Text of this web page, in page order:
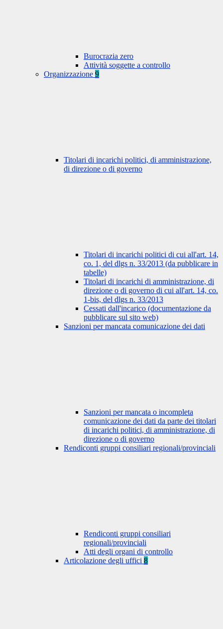
Burocrazia zero
Attività soggette a controllo
Organizzazione 9
Titolari di incarichi politici, di amministrazione,
di direzione o di governo
Titolari di incarichi politici di cui all'art. 14,
co. 1, del dlgs n. 33/2013 (da pubblicare in
tabelle)
Titolari di incarichi di amministrazione, di
direzione o di governo di cui all'art. 14, co.
1-bis, del dlgs n. 33/2013
Cessati dall'incarico (documentazione da
pubblicare sul sito web)
Sanzioni per mancata comunicazione dei dati
Sanzioni per mancata o incompleta
comunicazione dei dati da parte dei titolari
di incarichi politici, di amministrazione, di
direzione o di governo
Rendiconti gruppi consiliari regionali/provinciali
Rendiconti gruppi consiliari
regionali/provinciali
Atti degli organi di controllo
Articolazione degli uffici 8